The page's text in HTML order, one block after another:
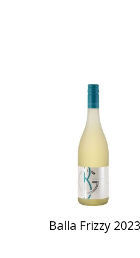
Balla Frizzy 2023